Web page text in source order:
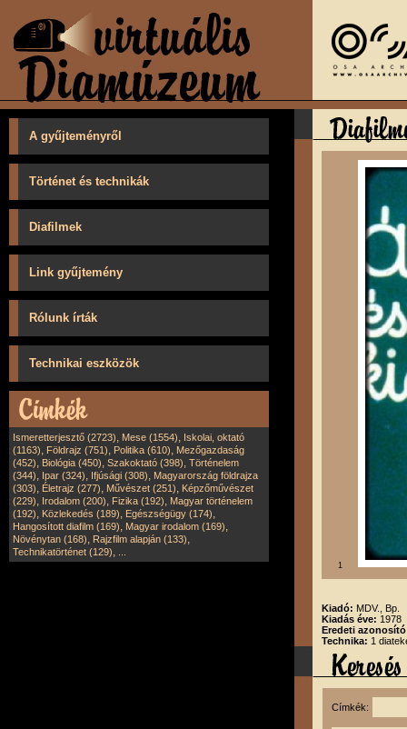
A gyűjteményről
Történet és technikák
Diafilmek
Link gyűjtemény
Rólunk írták
Technikai eszközök
Ismeretterjesztő (2723), Mese (1554), Iskolai, oktató
(1163), Földrajz (751), Politika (610), Mezőgazdaság
(452), Biológia (450), Szakoktató (398), Történelem
(344), Ipar (324), Ifjúsági (308), Magyarország földrajza
(303), Életrajz (277), Művészet (251), Képzőművészet
(229), Irodalom (200), Fizika (192), Magyar történelem
(192), Közlekedés (189), Egészségügy (174),
Hangosított diafilm (169), Magyar irodalom (169),
Növénytan (168), Rajzfilm alapján (133),
Technikatörténet (129),
1
Kiadó: MDV., Bp.
Kiadás éve: 1978
Eredeti
Technika: 1
Címkék: